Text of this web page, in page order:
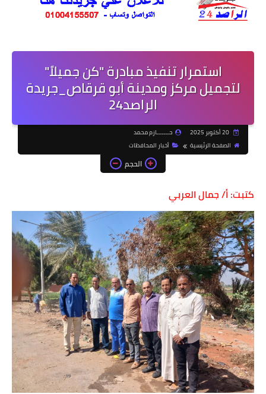
استمرار تنفيذ مبادرة "كن جميلاً"
لتجميل مركز ومدينة أبو قرقاص_جريدة
الراصد24
20 أكتوبر 2025
حـــــــازم محمد
الصفحة الرئيسية
أخبار المحافظات
الحجم
كتبت: أ/ جمال العربي